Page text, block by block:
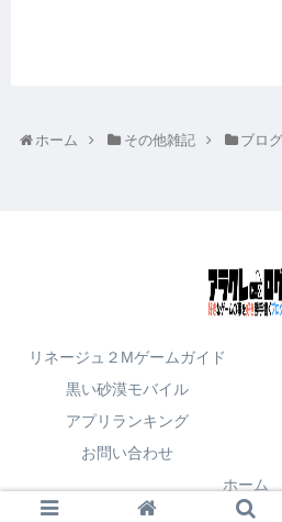
ホーム その他雑記 ブロ
リネージュ２Mゲームガイド
黒い砂漠モバイル
アプリランキング
お問い合わせ
ホーム